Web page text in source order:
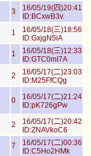
3
16/05/19(四)20:41
ID:BCxwB3v.
1
16/05/18(三)18:56
ID:GxjgN5iA
1
16/05/18(三)12:33
ID:GTC0mI7A
2
16/05/17(二)23:03
ID:M25FfCQg
0
16/05/17(二)21:24
ID:pK726gPw
2
16/05/17(二)20:42
ID:ZNAVkoC6
7
16/05/17(二)00:36
ID:C5Ho2HMk